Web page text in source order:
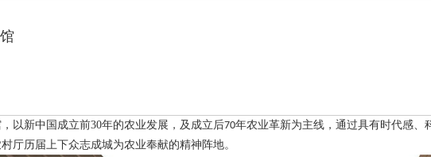
以新中国成立前30年的农业发展，及成立后70年农业革新为主线，通过具有时代感、
厅历届上下众志成城为农业奉献的精神阵地。